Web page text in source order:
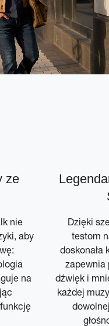
ze
nie
aby
na
Dzięki
testom
doskonała
zapewnia
dźwięk i
każdej